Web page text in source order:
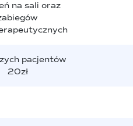
na sali oraz
pacjentów
20zł